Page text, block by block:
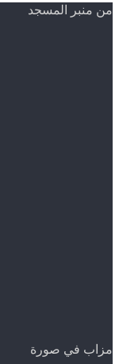
من منبر المسجد
مزاب في صورة